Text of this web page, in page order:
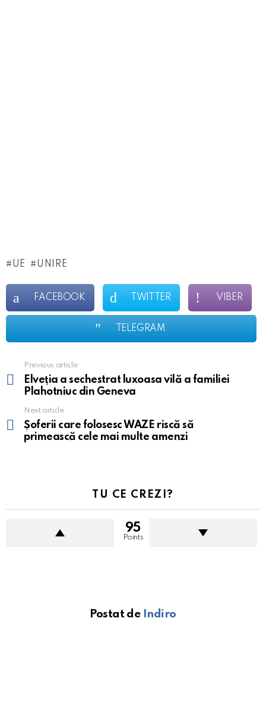
UE UNIRE
FACEBOOK TWITTER VIBER
TELEGRAM
more
Previous article
Elveția a sechestrat luxoasa vilă a familiei
Plahotniuc din Geneva
Next article
Șoferii care folosesc WAZE riscă să
primească cele mai multe amenzi
TU CE CREZI?
95
Points
Postat de Indiro